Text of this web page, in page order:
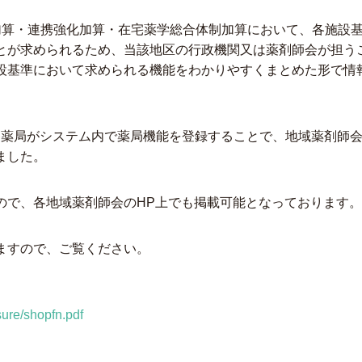
・連携強化加算・在宅薬学総合体制加算において、各施設
求められるため、当該地区の行政機関又は薬剤師会が担
準において求められる機能をわかりやすくまとめた形で
局がシステム内で薬局機能を登録することで、地域薬剤師
た。
、各地域薬剤師会のHP上でも掲載可能となっております。
ので、ご覧ください。
shopfn.pdf